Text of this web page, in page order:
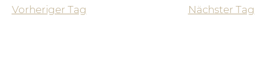
Vorheriger Tag
Nächster Tag